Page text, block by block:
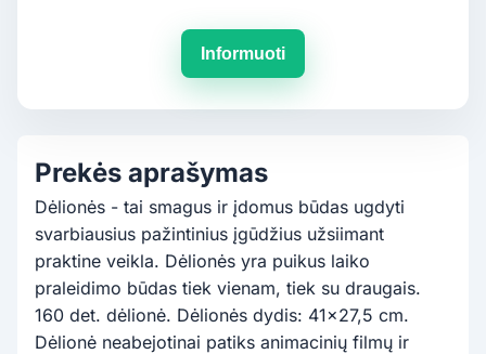
Informuoti
Prekės aprašymas
Dėlionės - tai smagus ir įdomus būdas ugdyti
svarbiausius pažintinius įgūdžius užsiimant
praktine veikla. Dėlionės yra puikus laiko
praleidimo būdas tiek vienam, tiek su draugais.
160 det. dėlionė. Dėlionės dydis: 41x27,5 cm.
Dėlionė neabejotinai patiks animacinių filmų ir